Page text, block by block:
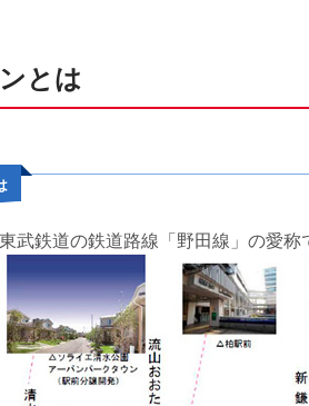
とは
武鉄道の鉄道路線「野田線」の愛称